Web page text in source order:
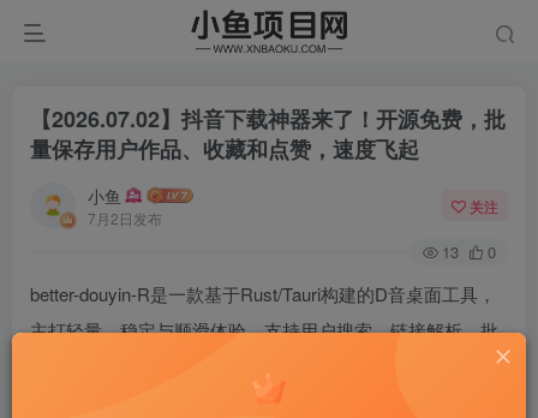
【2026.07.02】抖音下载神器来了！开源免费，批
量保存用户作品、收藏和点赞，速度飞起
小鱼
7月2日发布
关注
13 0
better-douyin-R是一款基于Rust/Tauri构建的D音桌面工具，
主打轻量、稳定与顺滑体验。支持用户搜索、链接解析、批
量下载、沉浸式播放及推荐流预览。个人非商业用途完全免
费，适合日常内容浏览与备份。完全免费，而且界面干净整